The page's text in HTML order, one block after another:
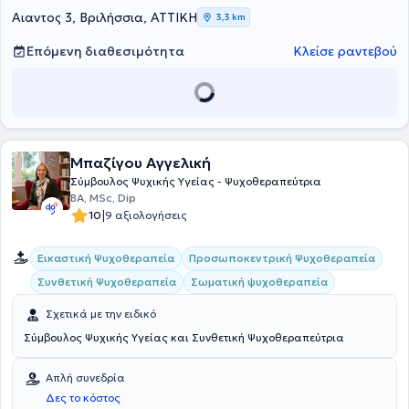
Επιπλέον, αξίζει να αναφερθεί πως, στη διάρκεια της καριέρας της,
έχει προσφέρει Συμβουλευτική βοήθεια, διάγνωση και
αντιμετώπιση επειγόντων ψυχιατρικών περιστατικών σε
Tri-City Mental Health and Retardation Center της Βοστώνης.
Τέλος, αποτελεί μέλος της Βρετανικής Ψυχολογικής Εταιρείας, ενώ
ψυχιατρική. .
Αιαντος 3, Βριλήσσια, ΑΤΤΙΚΗ 3,3 km
Επόμενη διαθεσιμότητα Κλείσε ραντεβού
Μπαζίγου Αγγελική
Σύμβουλος Ψυχικής Υγείας - Ψυχοθεραπεύτρια
BA, MSc, Dip
10|9 αξιολογήσεις
Εικαστική Ψυχοθεραπεία
Προσωποκεντρική Ψυχοθεραπεία
Συνθετική Ψυχοθεραπεία
Σωματική ψυχοθεραπεία
Σχετικά με την ειδικό
Σύμβουλος Ψυχικής Υγείας και Συνθετική Ψυχοθεραπεύτρια
Απλή συνεδρία
Δες το κόστος